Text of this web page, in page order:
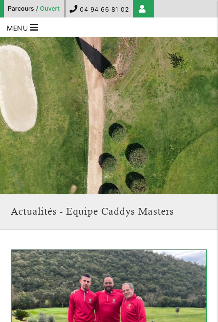
Parcours / Ouvert 04 94 66 81 02
MENU
Actualités - Equipe Caddys Masters